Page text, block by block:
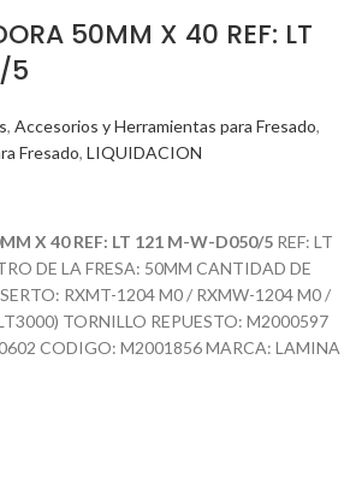
50MM X 40 REF: LT
5
, Accesorios y Herramientas para Fresado,
Fresado, LIQUIDACION
X 40 REF: LT 121 M-W-D050/5 REF: LT
DE LA FRESA: 50MM CANTIDAD DE
RXMT-1204 M0 / RXMW-1204 M0 /
TORNILLO REPUESTO: M2000597
CODIGO: M2001856 MARCA: LAMINA